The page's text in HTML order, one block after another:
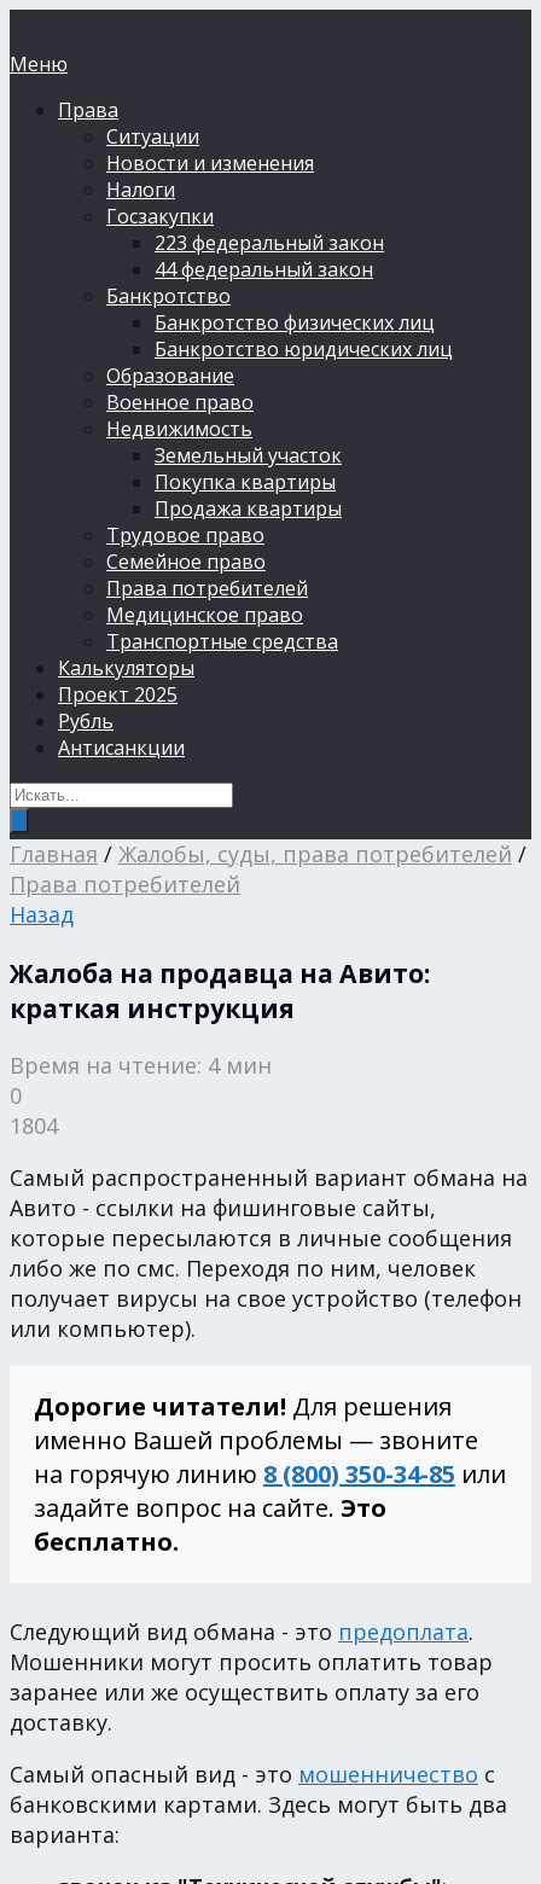
Меню
Права
Ситуации
Новости и изменения
Налоги
Госзакупки
223 федеральный закон
44 федеральный закон
Банкротство
Банкротство физических лиц
Банкротство юридических лиц
Образование
Военное право
Недвижимость
Земельный участок
Покупка квартиры
Продажа квартиры
Трудовое право
Семейное право
Права потребителей
Медицинское право
Транспортные средства
Калькуляторы
Проект 2025
Рубль
Антисанкции
Главная / Жалобы, суды, права потребителей /
Права потребителей
Назад
Жалоба на продавца на Авито:
краткая инструкция
Время на чтение: 4 мин
0
1804
Самый распространенный вариант обмана на
Авито - ссылки на фишинговые сайты,
которые пересылаются в личные сообщения
либо же по смс. Переходя по ним, человек
получает вирусы на свое устройство (телефон
или компьютер).
Дорогие читатели! Для решения
именно Вашей проблемы — звоните
на горячую линию 8 (800) 350-34-85 или
задайте вопрос на сайте. Это
бесплатно.
Следующий вид обмана - это предоплата.
Мошенники могут просить оплатить товар
заранее или же осуществить оплату за его
доставку.
Самый опасный вид - это мошенничество с
банковскими картами. Здесь могут быть два
варианта: